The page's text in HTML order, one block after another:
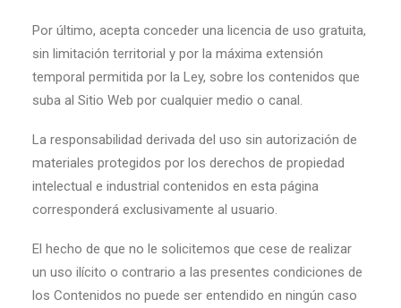
Por último, acepta conceder una licencia de uso gratuita,
sin limitación territorial y por la máxima extensión
temporal permitida por la Ley, sobre los contenidos que
suba al Sitio Web por cualquier medio o canal.
La responsabilidad derivada del uso sin autorización de
materiales protegidos por los derechos de propiedad
intelectual e industrial contenidos en esta página
corresponderá exclusivamente al usuario.
El hecho de que no le solicitemos que cese de realizar
un uso ilícito o contrario a las presentes condiciones de
los Contenidos no puede ser entendido en ningún caso